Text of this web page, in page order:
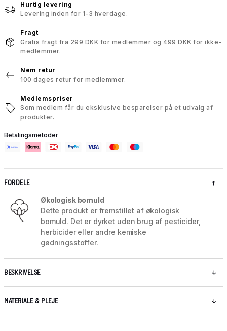
Hurtig levering
Levering inden for 1-3 hverdage.
Fragt
Gratis fragt fra 299 DKK for medlemmer og 499 DKK for ikke-
medlemmer.
Nem retur
100 dages retur for medlemmer.
Medlemspriser
Som medlem får du eksklusive besparelser på et udvalg af
produkter.
Betalingsmetoder
FORDELE
Økologisk bomuld
Dette produkt er fremstillet af økologisk
bomuld. Det er dyrket uden brug af pesticider,
herbicider eller andre kemiske
gødningsstoffer.
BESKRIVELSE
MATERIALE & PLEJE